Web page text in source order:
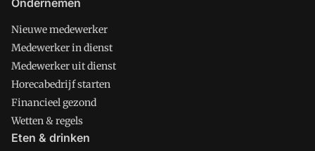
Ondernemen
Nieuwe medewerker
Medewerker in dienst
Medewerker uit dienst
Horecabedrijf starten
Financieel gezond
Wetten & regels
Eten & drinken